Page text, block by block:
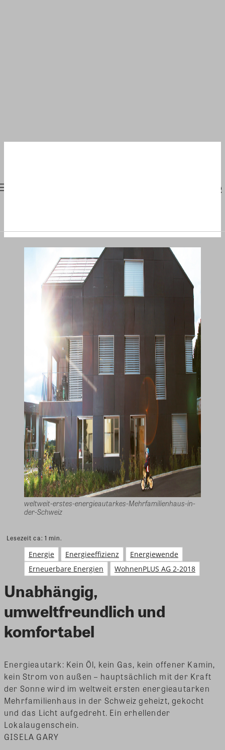
weltweit-erstes-energieautarkes-Mehrfamilienhaus-in-
der-Schweiz
Lesezeit ca: 1 min.
Energie Energieeffizienz
Energiewende
Erneuerbare Energien
WohnenPLUS AG 2-2018
Unabhängig,
umweltfreundlich und
komfortabel
Energieautark: Kein Öl, kein Gas, kein offener Kamin,
kein Strom von außen – hauptsächlich mit der Kraft
der Sonne wird im weltweit ersten energieautarken
Mehrfamilienhaus in der Schweiz geheizt, gekocht
und das Licht aufgedreht. Ein erhellender
Lokalaugenschein.
GISELA GARY